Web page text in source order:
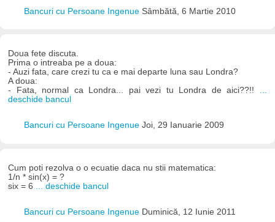
Bancuri cu Persoane Ingenue Sâmbătă, 6 Martie 2010
Doua fete discuta.
Prima o intreaba pe a doua:
- Auzi fata, care crezi tu ca e mai departe luna sau Londra?
A doua:
- Fata, normal ca Londra... pai vezi tu Londra de aici??!! ...
deschide bancul
Bancuri cu Persoane Ingenue Joi, 29 Ianuarie 2009
Cum poti rezolva o o ecuatie daca nu stii matematica:
1/n * sin(x) = ?
six = 6
... deschide bancul
Bancuri cu Persoane Ingenue Duminică, 12 Iunie 2011